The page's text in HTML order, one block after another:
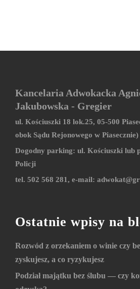
Kancelaria Adwokacka
Jakubowska - Gregier
ul. Kościuszki 18 lok.25, 05-500
obok Sądu Rejonowego w Piasecznie)
Dogodny parking: ul. Kościuszki lub
Policji
tel. 502 568 281, e-mail:
Ostatnie wpisy na
Rozwód z orzekaniem o winie czy
zyskujesz, a co ryzykujesz
Podział majątku bez ślubu — czy